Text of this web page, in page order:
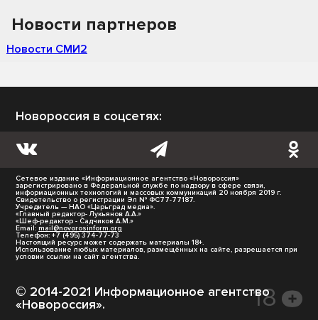
Новости партнеров
Новости СМИ2
Новороссия в соцсетях:
Сетевое издание «Информационное агентство «Новороссия»
зарегистрировано в Федеральной службе по надзору в сфере связи,
информационных технологий и массовых коммуникаций 20 ноября 2019 г.
Свидетельство о регистрации Эл № ФС77-77187.
Учредитель — НАО «Царьград медиа».
«Главный редактор- Лукьянов А.А.»
«Шеф-редактор - Садчиков А.М.»
Email: mail@novorosinform.org
Телефон: +7 (495) 374-77-73
Настоящий ресурс может содержать материалы 18+.
Использование любых материалов, размещённых на сайте, разрешается при
условии ссылки на сайт агентства.
© 2014-2021 Информационное агентство
«Новороссия».